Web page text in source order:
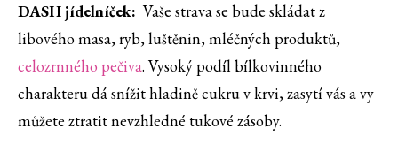
DASH jídelníček: Vaše strava se bude skládat z
libového masa, ryb, luštěnin, mléčných produktů,
celozrnného pečiva. Vysoký podíl bílkovinného
charakteru dá snížit hladině cukru v krvi, zasytí vás a vy
můžete ztratit nevzhledné tukové zásoby.